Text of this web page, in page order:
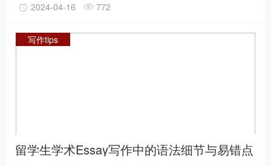
坐下喝杯茶，听我慢慢给你解析如何写出让人眼前一亮的推荐
2024-04-16 772
写作tips
留学生学术Essay写作中的语法细节与易错点